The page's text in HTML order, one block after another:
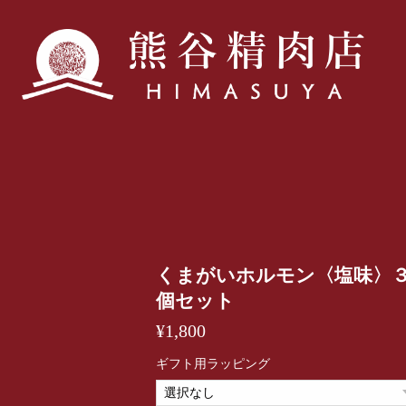
くまがいホルモン〈塩味〉
個セット
¥1,800
ギフト用ラッピング